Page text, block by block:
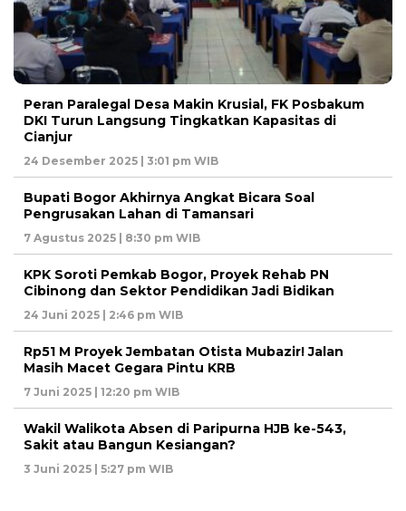
Peran Paralegal Desa Makin Krusial, FK Posbakum
DKI Turun Langsung Tingkatkan Kapasitas di
Cianjur
24 Desember 2025 | 3:01 pm WIB
Bupati Bogor Akhirnya Angkat Bicara Soal
Pengrusakan Lahan di Tamansari
7 Agustus 2025 | 8:30 pm WIB
KPK Soroti Pemkab Bogor, Proyek Rehab PN
Cibinong dan Sektor Pendidikan Jadi Bidikan
24 Juni 2025 | 2:46 pm WIB
Rp51 M Proyek Jembatan Otista Mubazir! Jalan
Masih Macet Gegara Pintu KRB
7 Juni 2025 | 12:20 pm WIB
Wakil Walikota Absen di Paripurna HJB ke-543,
Sakit atau Bangun Kesiangan?
3 Juni 2025 | 5:27 pm WIB